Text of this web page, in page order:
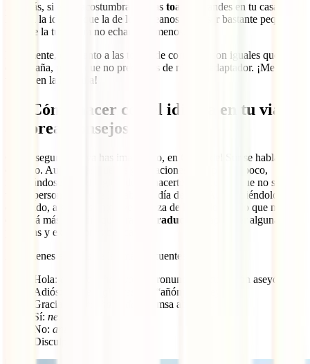
Además, si estás acostumbrado a las toallas
grandes en tu casa,
hazte a la idea de que la de los coreanos suele ser bastante pequeña.
Llévate la tuya para no echarla de menos.
Finalmente, en cuanto a las tomas de corriente, son iguales que las
de España, por lo que no precisarás de ningún adaptador. ¡Menos
trastos en la mochila!
12. Cómo hacer con el idioma en tu viaje
a Corea, consejos
Como seguro que ya has imaginado, en Corea del Sur se habla
coreano. Aunque las nuevas generaciones van, poco a poco,
manejándose con el inglés, debes hacerte a la idea de que no son
tantas personas las que lo hablan a día de hoy. Aun habiéndolo
estudiado, algunas sienten vergüenza de hablarlo, por lo que no te
quedará más remedio que tirar de
traductor
o aprender algunas
palabras y expresiones básicas.
Aquí tienes algunas de las más frecuentes:
Hola:
, se pronuncia como “añón aseyó”.
Adiós:
, “añónjí queseyo”.
Gracias:
, “camsa abnidá”.
Sí: ne
No: aniyo
Disculpe: